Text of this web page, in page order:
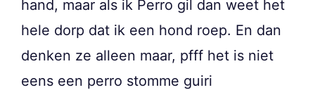
hand, maar als ik Perro gil dan weet het
hele dorp dat ik een hond roep. En dan
denken ze alleen maar, pfff het is niet
eens een perro stomme guiri